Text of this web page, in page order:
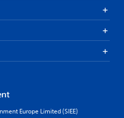
Europe Limited (SIEE)